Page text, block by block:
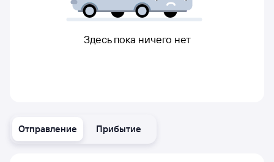
Отправление Прибытие
Здесь пока ничего нет